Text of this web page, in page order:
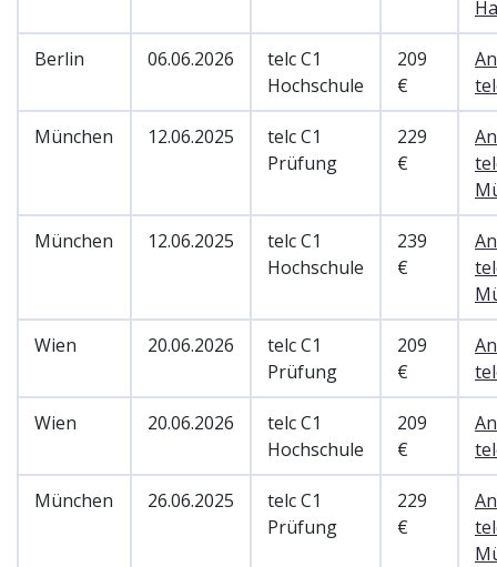
Berlin 06.06.2026
telc C1
Hochschule
209
€
München 12.06.2025
telc C1
Prüfung
229
€
München 12.06.2025
telc C1
Hochschule
239
€
Wien 20.06.2026
telc C1
Prüfung
209
€
Wien 20.06.2026
telc C1
Hochschule
209
€
München 26.06.2025
telc C1
Prüfung
229
€